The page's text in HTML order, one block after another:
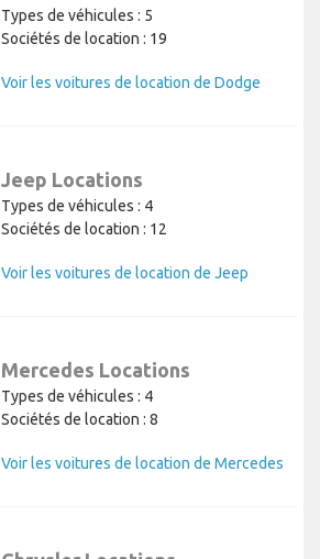
Types de véhicules : 5
Sociétés de location : 19
Voir les voitures de location de Dodge
Jeep Locations
Types de véhicules : 4
Sociétés de location : 12
Voir les voitures de location de Jeep
Mercedes Locations
Types de véhicules : 4
Sociétés de location : 8
Voir les voitures de location de Mercedes